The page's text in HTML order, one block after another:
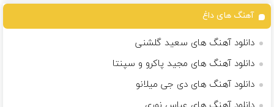
آهنگ های داغ
دانلود آهنگ های سعید گلشنی
دانلود آهنگ های مجید پاکرو و سپنتا
دانلود آهنگ های دی جی میلانو